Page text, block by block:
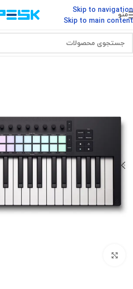
Skip to navigation
Skip to main content
منو